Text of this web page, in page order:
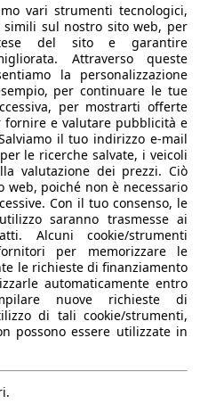
responsabilità per la correttezza
Torna su
auto europeo.
vari strumenti tecnologici,
sul nostro sito web, per
del sito e garantire
Attraverso queste
la personalizzazione
per continuare le tue
per mostrarti offerte
e valutare pubblicità e
il tuo indirizzo e-mail
le ricerche salvate, i veicoli
valutazione dei prezzi. Ciò
poiché non è necessario
Con il tuo consenso, le
saranno trasmesse ai
Alcuni cookie/strumenti
per memorizzare le
le richieste di finanziamento
automaticamente entro
nuove richieste di
di tali cookie/strumenti,
possono essere utilizzate in